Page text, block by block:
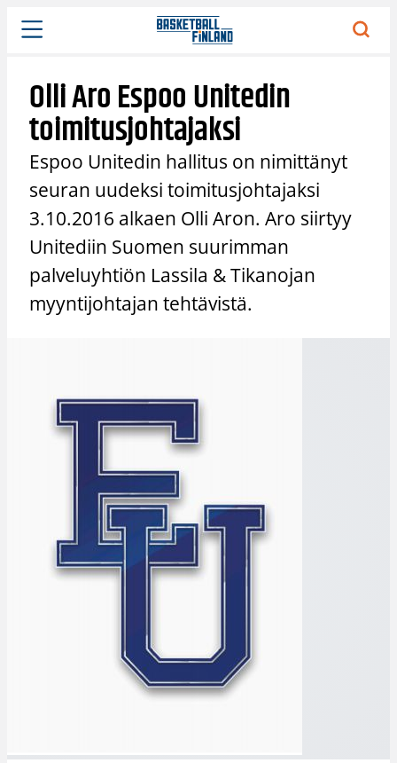
Siirry
sisältöön
Olli Aro Espoo Unitedin
toimitusjohtajaksi
Espoo Unitedin hallitus on nimittänyt
seuran uudeksi toimitusjohtajaksi
3.10.2016 alkaen Olli Aron. Aro siirtyy
Unitediin Suomen suurimman
palveluyhtiön Lassila & Tikanojan
myyntijohtajan tehtävistä.